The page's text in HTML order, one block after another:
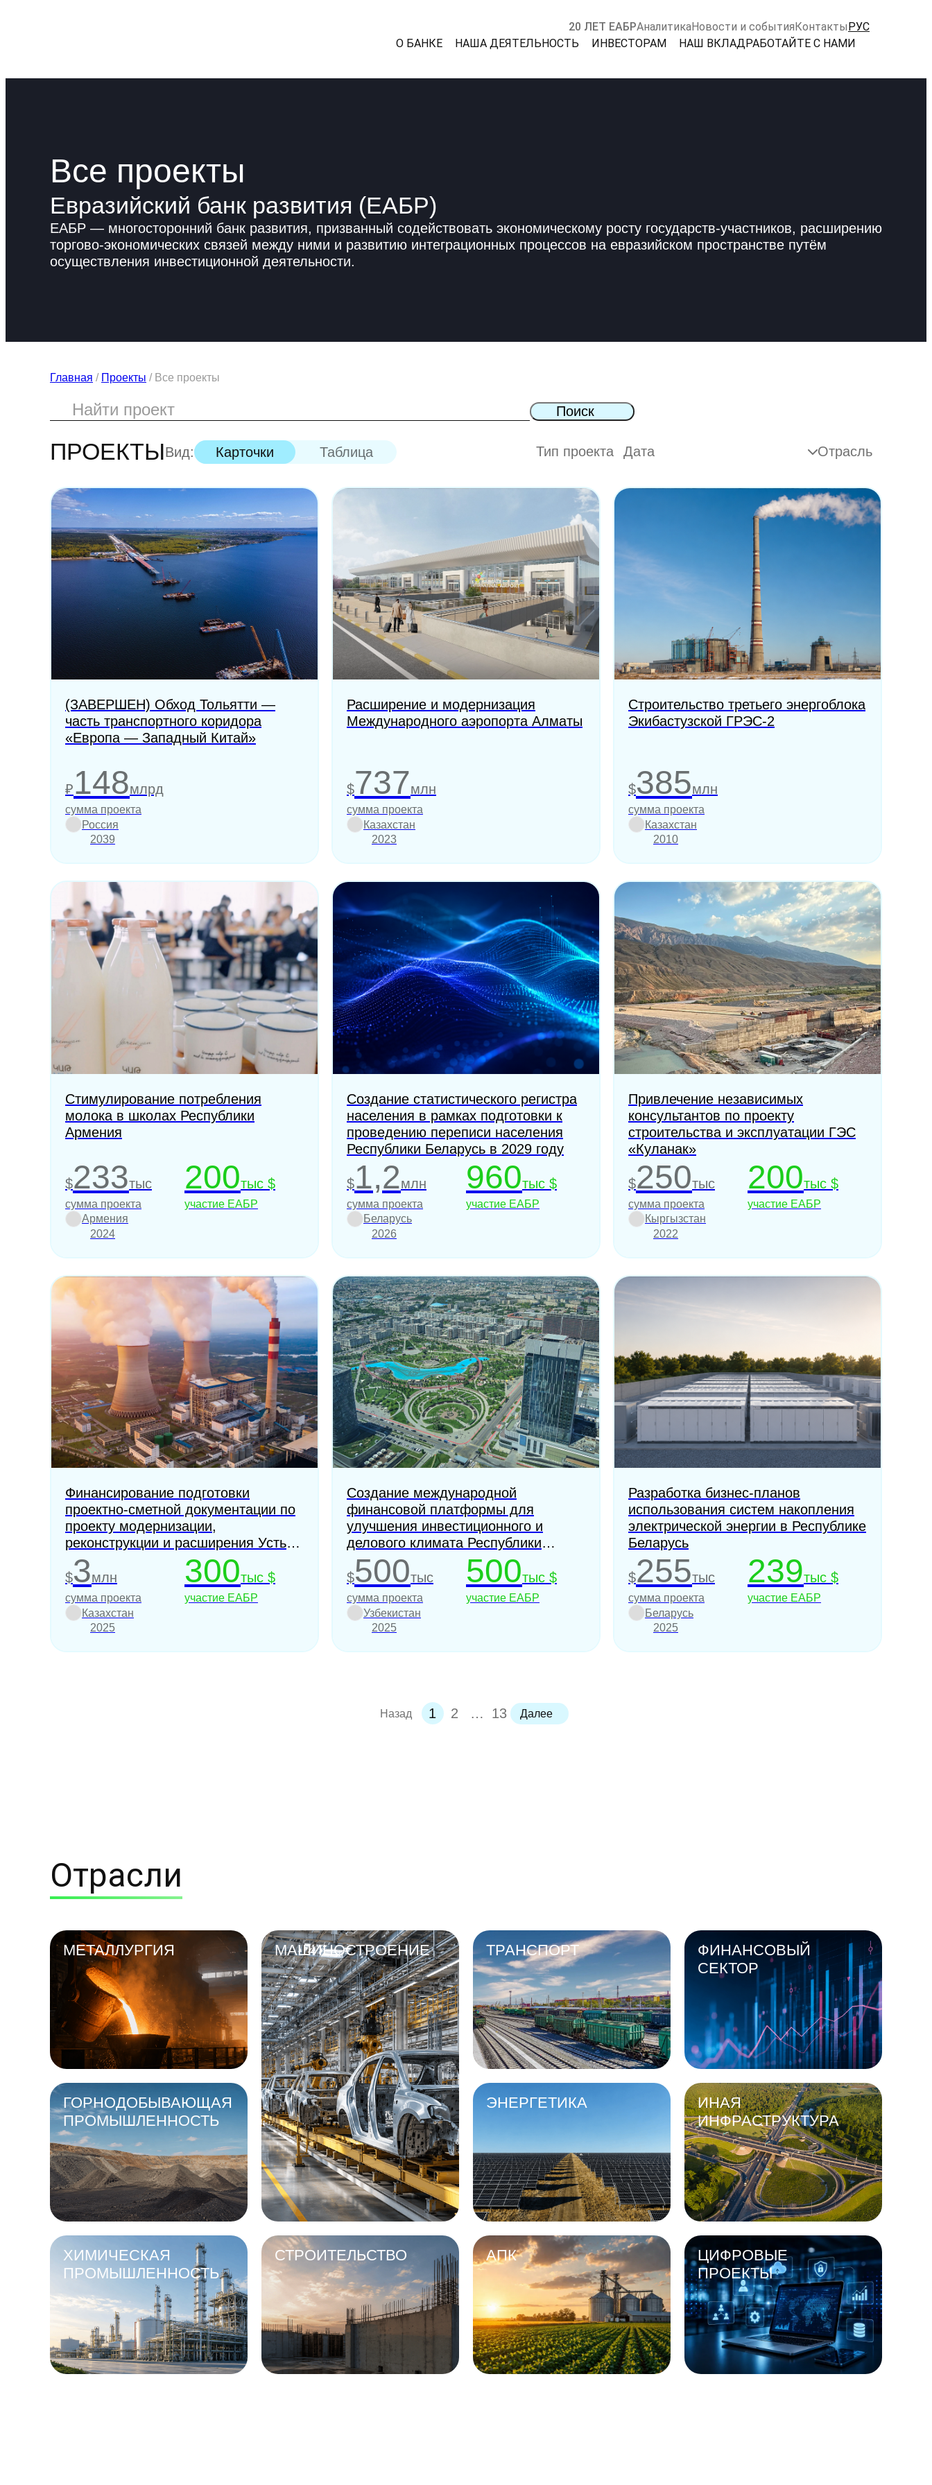
20 ЛЕТ ЕАБРАналитикаНовости и событияКонтактыРУС
О БАНКЕ
НАША ДЕЯТЕЛЬНОСТЬ ИНВЕСТОРАМ НАШ ВКЛАДРАБОТАЙТЕ С НАМИ
Все проекты
Евразийский банк развития (ЕАБР)
ЕАБР — многосторонний банк развития, призванный содействовать экономическому росту государств-участников, расширению
торгово-экономических связей между ними и развитию интеграционных процессов на евразийском пространстве путём
осуществления инвестиционной деятельности.
Главная / Проекты / Все проекты
Поиск
ПРОЕКТЫВид: Карточки Таблица Тип проекта Отрасль
(ЗАВЕРШЕН) Обход Тольятти —
часть транспортного коридора
«Европа — Западный Китай»
₽148млрд
сумма проекта
Россия
2039
Расширение и модернизация
Международного аэропорта Алматы
$737млн
сумма проекта
Казахстан
2023
Строительство третьего энергоблока
Экибастузской ГРЭС-2
$385млн
сумма проекта
Казахстан
2010
Стимулирование потребления
молока в школах Республики
Армения
$233тыс
сумма проекта
200тыс $
участие ЕАБР
Армения
2024
Создание статистического регистра
населения в рамках подготовки к
проведению переписи населения
Республики Беларусь в 2029 году
$1,2млн
сумма проекта
960тыс $
участие ЕАБР
Беларусь
2026
Привлечение независимых
консультантов по проекту
строительства и эксплуатации ГЭС
«Куланак»
$250тыс
сумма проекта
200тыс $
участие ЕАБР
Кыргызстан
2022
Финансирование подготовки
проектно-сметной документации по
проекту модернизации,
реконструкции и расширения Усть-
Каменогорской ТЭЦ
$3млн
сумма проекта
300тыс $
участие ЕАБР
Казахстан
2025
Создание международной
финансовой платформы для
улучшения инвестиционного и
делового климата Республики
Узбекистан
$500тыс
сумма проекта
500тыс $
участие ЕАБР
Узбекистан
2025
Разработка бизнес-планов
использования систем накопления
электрической энергии в Республике
Беларусь
$255тыс
сумма проекта
239тыс $
участие ЕАБР
Беларусь
2025
Назад 1 2 … 13 Далее
Отрасли
МЕТАЛЛУРГИЯ МАШИНОСТРОЕНИЕ ТРАНСПОРТ
ФИНАНСОВЫЙ
СЕКТОР
ГОРНОДОБЫВАЮЩАЯ
ПРОМЫШЛЕННОСТЬ
ЭНЕРГЕТИКА
ИНАЯ
ИНФРАСТРУКТУРА
ХИМИЧЕСКАЯ
ПРОМЫШЛЕННОСТЬ
СТРОИТЕЛЬСТВО АПК
ЦИФРОВЫЕ
ПРОЕКТЫ